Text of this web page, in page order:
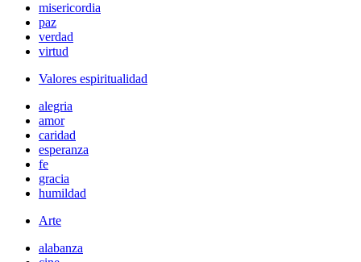
misericordia
paz
verdad
virtud
Valores espiritualidad
alegria
amor
caridad
esperanza
fe
gracia
humildad
Arte
alabanza